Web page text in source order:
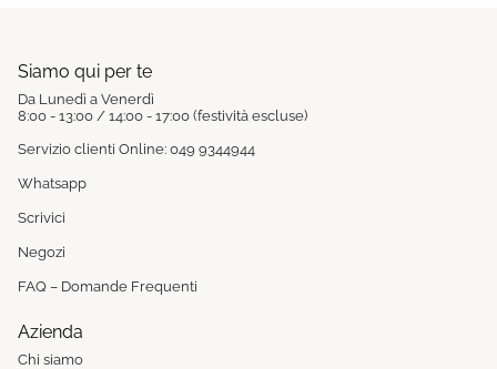
Siamo qui per te
Da Lunedì a Venerdì
8:00 - 13:00 / 14:00 - 17:00 (festività escluse)
Servizio clienti Online: 049 9344944
Whatsapp
Scrivici
Negozi
FAQ – Domande Frequenti
Azienda
Chi siamo